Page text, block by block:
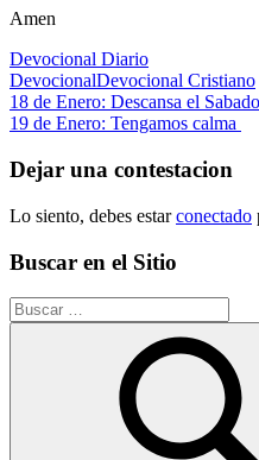
Amen
Devocional Diario
DevocionalDevocional Cristiano
Navegación
de
entradas
Entrada
anterior:
18 de Enero: Descansa el Sabado
Siguiente
19 de Enero: Tengamos calma
Dejar una contestacion
Lo siento, debes estarconectado
Buscar en el Sitio
Buscar: